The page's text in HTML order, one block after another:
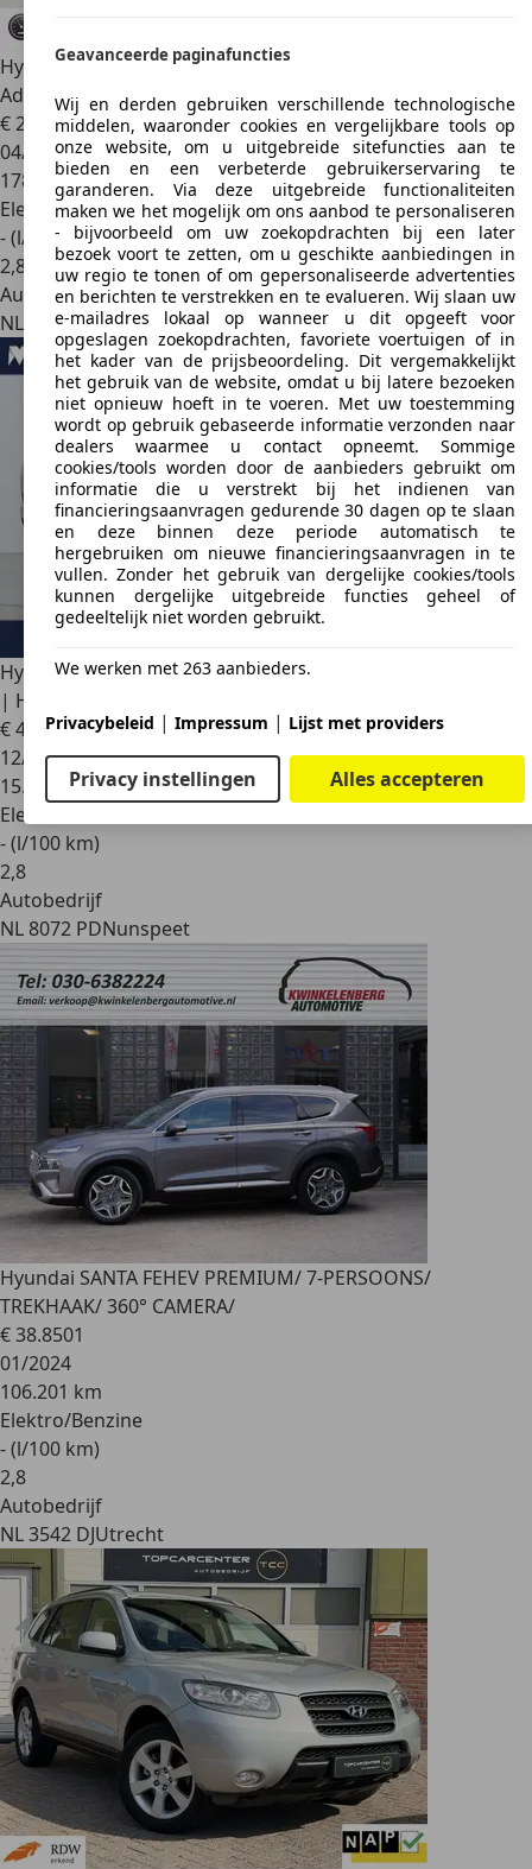
Hyundai SANTA FE1.6 T-GDI HEV Premium Sky 7p. | Clima |
Adapt. Cru
€ 26.750
04/2021
178.836 km
Elektro/Benzine
- (l/100 km)
2,8
Autobedrijf
NL 3897 ALZeewolde
Hyundai SANTA FE1.6 T-GDI PHEV Black Line 4WD 7p | ACC
| Head-Up |
€ 49.9001
12/2025
15.669 km
Elektro/Benzine
- (l/100 km)
2,8
Autobedrijf
NL 8072 PDNunspeet
Hyundai SANTA FEHEV PREMIUM/ 7-PERSOONS/
TREKHAAK/ 360° CAMERA/
€ 38.8501
01/2024
106.201 km
Elektro/Benzine
- (l/100 km)
2,8
Autobedrijf
NL 3542 DJUtrecht
Geavanceerde paginafuncties
Wij en derden gebruiken verschillende technologische
middelen, waaronder cookies en vergelijkbare tools op
onze website, om u uitgebreide sitefuncties aan te
bieden en een verbeterde gebruikerservaring te
garanderen. Via deze uitgebreide functionaliteiten
maken we het mogelijk om ons aanbod te personaliseren
- bijvoorbeeld om uw zoekopdrachten bij een later
bezoek voort te zetten, om u geschikte aanbiedingen in
uw regio te tonen of om gepersonaliseerde advertenties
en berichten te verstrekken en te evalueren. Wij slaan uw
e-mailadres lokaal op wanneer u dit opgeeft voor
opgeslagen zoekopdrachten, favoriete voertuigen of in
het kader van de prijsbeoordeling. Dit vergemakkelijkt
het gebruik van de website, omdat u bij latere bezoeken
niet opnieuw hoeft in te voeren. Met uw toestemming
wordt op gebruik gebaseerde informatie verzonden naar
dealers waarmee u contact opneemt. Sommige
cookies/tools worden door de aanbieders gebruikt om
informatie die u verstrekt bij het indienen van
financieringsaanvragen gedurende 30 dagen op te slaan
en deze binnen deze periode automatisch te
hergebruiken om nieuwe financieringsaanvragen in te
vullen. Zonder het gebruik van dergelijke cookies/tools
kunnen dergelijke uitgebreide functies geheel of
gedeeltelijk niet worden gebruikt.
We werken met 263 aanbieders.
Privacybeleid | Impressum | Lijst met providers
Privacy instellingen Alles accepteren